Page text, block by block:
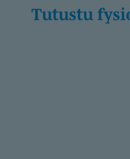
Tutustu